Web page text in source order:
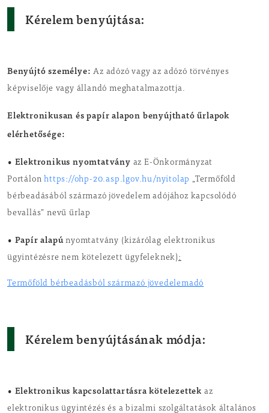
Kérelem benyújtása:
Benyújtó személye:Az adózó vagy az adózó törvényes
képviselője vagy állandó meghatalmazottja.
Elektronikusan és papír alapon benyújtható űrlapok
elérhetősége:
• Elektronikus nyomtatvány az E-Önkormányzat
Portálonhttps://ohp-20.asp.lgov.hu/nyitolap „Termőföld
bérbeadásából származó jövedelem adójához kapcsolódó
bevallás” nevű űrlap
• Papír alapú nyomtatvány (kizárólag elektronikus
ügyintézésre nem kötelezett ügyfeleknek) :
Termőföld bérbeadásból származó jövedelemadó
Kérelem benyújtásának módja:
• Elektronikus kapcsolattartásra kötelezettek az
elektronikus ügyintézés és a bizalmi szolgáltatások általános